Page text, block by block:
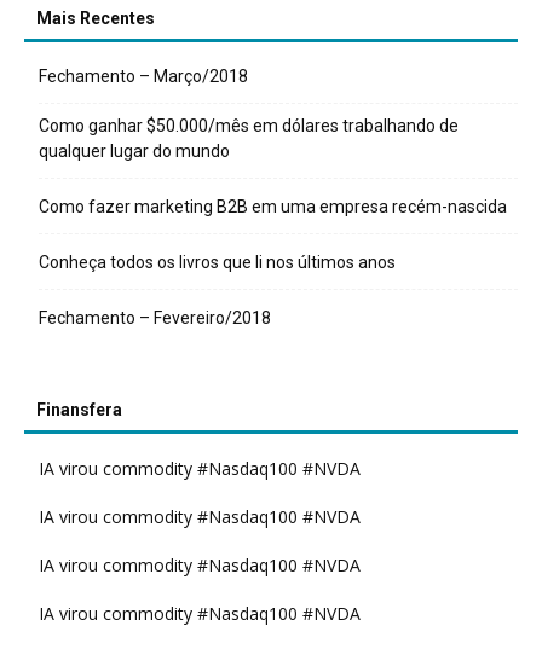
Mais Recentes
Fechamento – Março/2018
Como ganhar $50.000/mês em dólares trabalhando de
qualquer lugar do mundo
Como fazer marketing B2B em uma empresa recém-nascida
Conheça todos os livros que li nos últimos anos
Fechamento – Fevereiro/2018
Finansfera
IA virou commodity #Nasdaq100 #NVDA
IA virou commodity #Nasdaq100 #NVDA
IA virou commodity #Nasdaq100 #NVDA
IA virou commodity #Nasdaq100 #NVDA